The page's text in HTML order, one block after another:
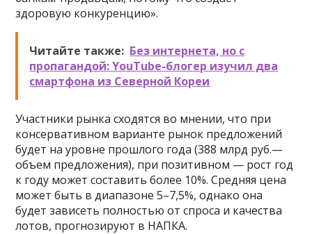
здоровую конкуренцию».
Читайте также: Без интернета, но с
пропагандой: YouTube-блогер изучил два
смартфона из Северной Кореи
Участники рынка сходятся во мнении, что при
консервативном варианте рынок предложений
будет на уровне прошлого года (388 млрд руб.—
объем предложения), при позитивном — рост год
к году может составить более 10%. Средняя цена
может быть в диапазоне 5–7,5%, однако она
будет зависеть полностью от спроса и качества
лотов, прогнозируют в НАПКА.